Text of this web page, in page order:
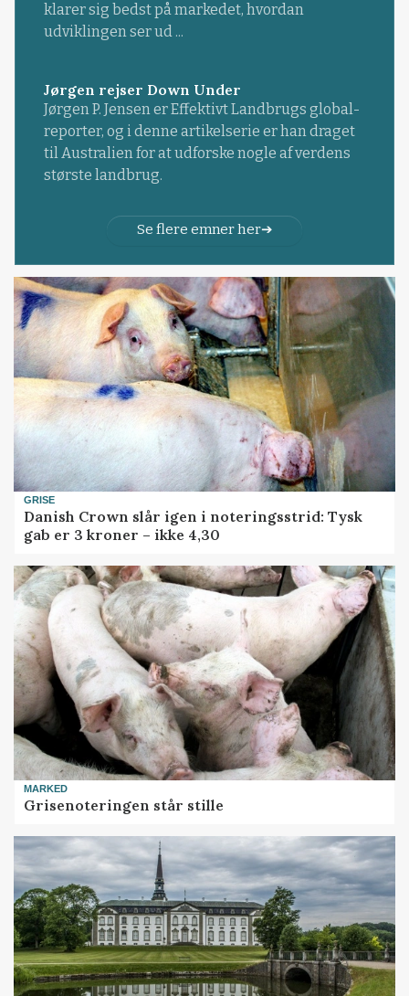
klarer sig bedst på markedet, hvordan
udviklingen ser ud ...
Jørgen rejser Down Under
Jørgen P. Jensen er Effektivt Landbrugs global-
reporter, og i denne artikelserie er han draget
til Australien for at udforske nogle af verdens
største landbrug.
Se flere emner her
GRISE
Danish Crown slår igen i noteringsstrid: Tysk
gab er 3 kroner – ikke 4,30
MARKED
Grisenoteringen står stille